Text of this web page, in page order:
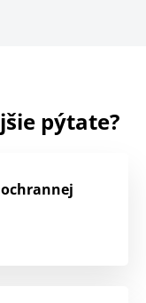
pýtate?